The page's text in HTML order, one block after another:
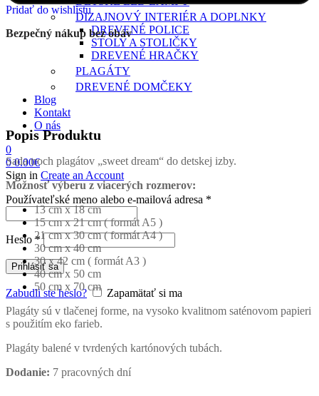
DIZAJNOVÝ INTERIÉR A DOPLNKY
DREVENÉ POLICE
STOLY A STOLIČKY
DREVENÉ HRAČKY
PLAGÁTY
DREVENÉ DOMČEKY
Blog
Kontakt
O nás
0
00.00€
Sign in Create an Account
Používateľské meno alebo e-mailová adresa *
Heslo*Povinné
Prihlásiť sa
Zabudli ste heslo? Zapamätať si ma
Pridať do wishlistu
Bezpečný nákup bez obáv
Popis Produktu
Sada troch plagátov „sweet dream“ do detskej izby.
Možnosť výberu z viacerých rozmerov:
13 cm x 18 cm
15 cm x 21 cm ( formát A5 )
21 cm x 30 cm ( formát A4 )
30 cm x 40 cm
30 x 42 cm ( formát A3 )
40 cm x 50 cm
50 cm x 70 cm
Plagáty sú v tlačenej forme, na vysoko kvalitnom saténovom papieri
s použitím eko farieb.
Plagáty balené v tvrdených kartónových tubách.
Dodanie: 7 pracovných dní